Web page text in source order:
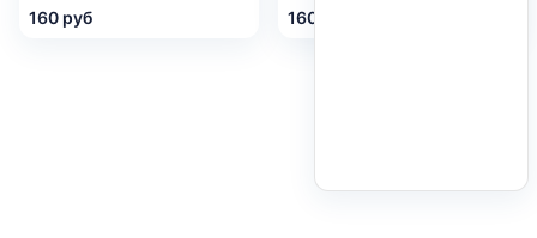
160 руб 160 руб